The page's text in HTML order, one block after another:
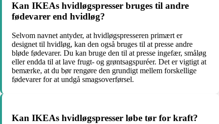
Kan IKEAs hvidløgspresser bruges til andre
fødevarer end hvidløg?
Selvom navnet antyder, at hvidløgspresseren primært er
designet til hvidløg, kan den også bruges til at presse andre
bløde fødevarer. Du kan bruge den til at presse ingefær, småløg
eller endda til at lave frugt- og grøntsagspuréer. Det er vigtigt at
bemærke, at du bør rengøre den grundigt mellem forskellige
fødevarer for at undgå smagsoverførsel.
Kan IKEAs hvidløgspresser løbe tør for kraft?